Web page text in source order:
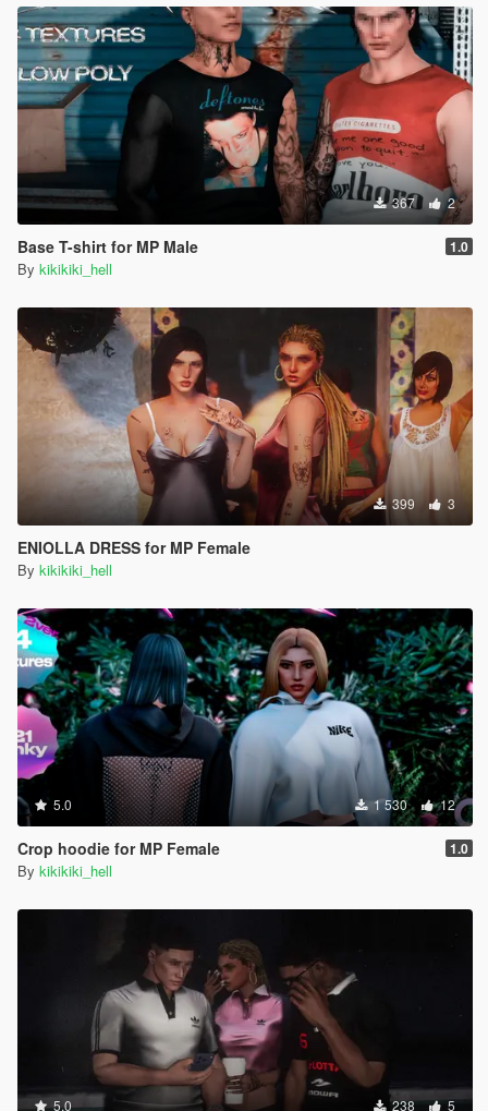
367 2
Base T-shirt for MP Male 1.0
By kikikiki_hell
399 3
ENIOLLA DRESS for MP Female
By kikikiki_hell
5.0 1 530 12
Crop hoodie for MP Female 1.0
By kikikiki_hell
5.0 238 5